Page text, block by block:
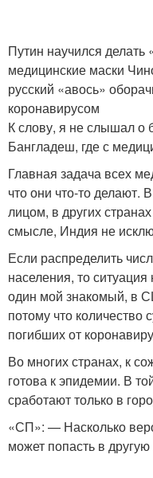
Путин научился
медицинские маски
русский «авось»
коронавирусом
К слову, я не слышал о
Бангладеш, где с
Главная задача всех
что они что-то
лицом, в других
смысле, Индия не
Если распределить
населения, то ситуация
один мой знакомый, в
потому что количество
погибших от
Во многих странах, к
готова к эпидемии. В
сработают только в
«СП»: — Насколько
может попасть в другую